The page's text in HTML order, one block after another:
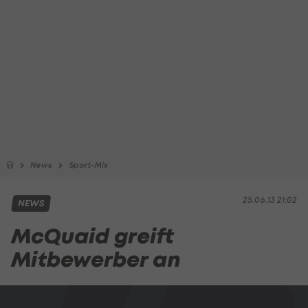
News Sport-Mix
25.06.13 21:02
NEWS
McQuaid greift
Mitbewerber an